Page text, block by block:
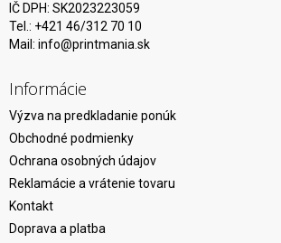
IČ DPH: SK2023223059
Tel.: +421 46/312 70 10
Mail: info@printmania.sk
Informácie
Výzva na predkladanie ponúk
Obchodné podmienky
Ochrana osobných údajov
Reklamácie a vrátenie tovaru
Kontakt
Doprava a platba